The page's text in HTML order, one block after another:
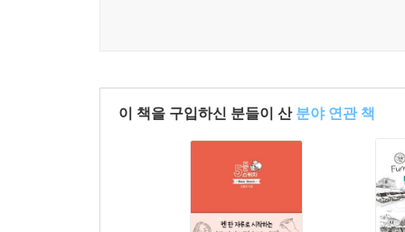
이 책을 구입하신 분들이 산 분야 연관 책